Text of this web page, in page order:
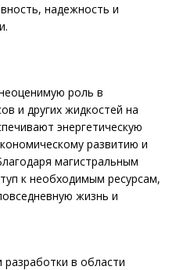
надежность и
роль в
и других жидкостей на
энергетическую
развитию и
магистральным
к необходимым ресурсам,
жизнь и
в области